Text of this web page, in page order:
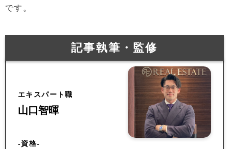
です。
記事執筆・監修
エキスパート職
山口智暉
-資格-